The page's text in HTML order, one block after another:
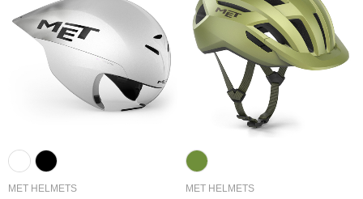
MET HELMETS
MET HELMETS